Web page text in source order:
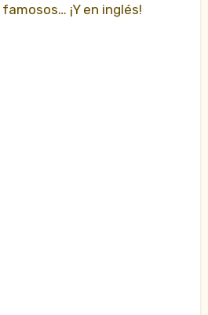
¡Y en inglés!